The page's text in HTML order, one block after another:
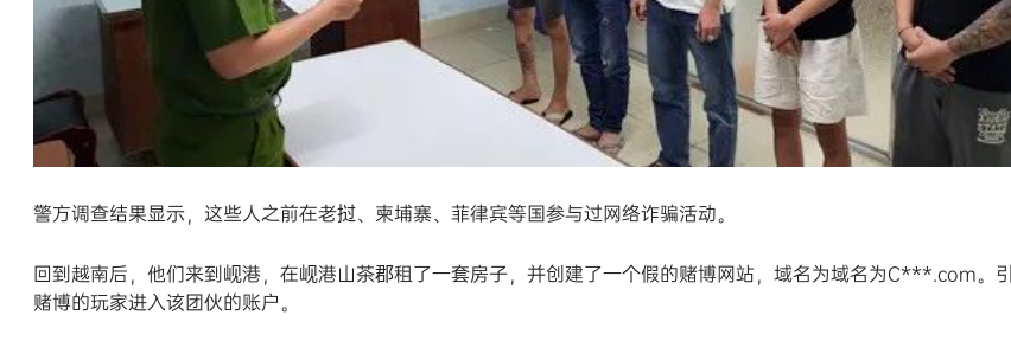
警方调查结果显示，这些人之前在老挝、柬埔寨、菲律宾等国参与过网络诈骗活动。
回到越南后，他们来到岘港，在岘港山茶郡租了一套房子，并创建了一个假的赌博网站，域名为域名为C***.com。
赌博的玩家进入该团伙的账户。